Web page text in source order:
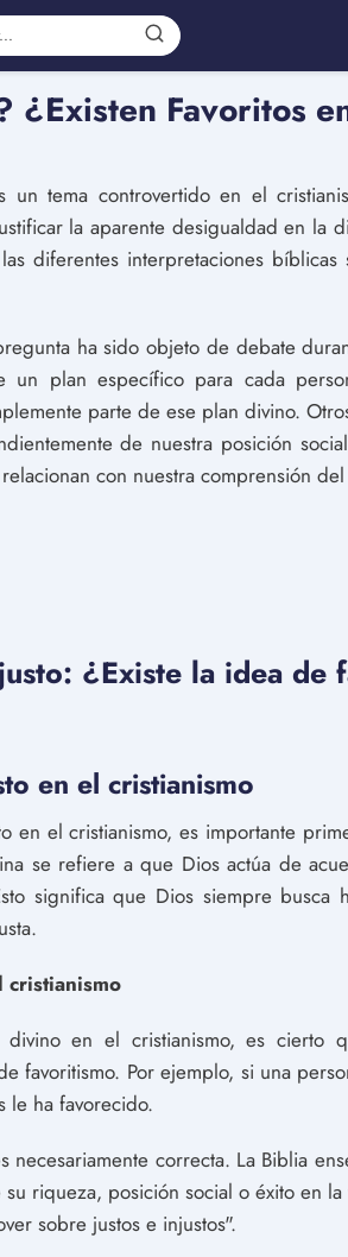
¿Existen Favoritos
tema controvertido en el
la aparente desigualdad en la
diferentes interpretaciones
ha sido objeto de debate
un plan específico para cada
parte de ese plan divino.
de nuestra posición
con nuestra comprensión
¿Existe la idea
en el cristianismo
en el cristianismo, es importante
se refiere a que Dios actúa de
significa que Dios siempre
cristianismo
en el cristianismo, es cierto
favoritismo. Por ejemplo, si una
le ha favorecido.
correcta. La Biblia
riqueza, posición social o éxito en
sobre justos e injustos".